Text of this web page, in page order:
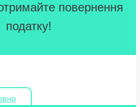
повернення
податку!